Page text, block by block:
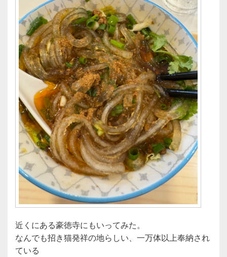
近くにある豪徳寺にもいってみた。
なんでも招き猫発祥の地らしい、一万体以上奉納され
ている